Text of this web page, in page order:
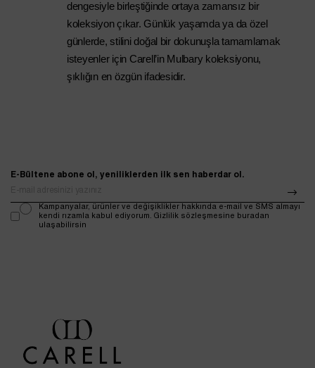
dengesiyle birleştiğinde ortaya zamansız bir
koleksiyon çıkar. Günlük yaşamda ya da özel
günlerde, stilini doğal bir dokunuşla tamamlamak
isteyenler için Carell’in Mulbary koleksiyonu,
şıklığın en özgün ifadesidir.
E-Bültene abone ol, yeniliklerden ilk sen haberdar ol.
Kampanyalar, ürünler ve değişiklikler hakkında e-mail ve SMS almayı
kendi rızamla kabul ediyorum. Gizlilik sözleşmesine buradan
ulaşabilirsin